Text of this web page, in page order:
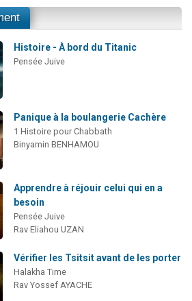
Histoire - À bord du Titanic
Pensée Juive
Panique à la boulangerie Cachère
1 Histoire pour Chabbath
Binyamin BENHAMOU
Apprendre à réjouir celui qui en a
besoin
Pensée Juive
Rav Eliahou UZAN
Vérifier les Tsitsit avant de les porter
Halakha Time
Rav Yossef AYACHE